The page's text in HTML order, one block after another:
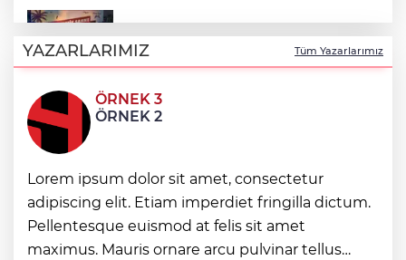
katıyor
Kırsal yollara neşter
Denizli'de 160 milyon TL’lik alt ve üstyapı
yatırımı
Şampiyonlar, İETT ile İstanbul’da
YAZARLARIMIZ Tüm Yazarlarımız
ÖRNEK 3
ÖRNEK 2
Lorem ipsum dolor sit amet, consectetur
adipiscing elit. Etiam imperdiet fringilla dictum.
Pellentesque euismod at felis sit amet
maximus. Mauris ornare arcu pulvinar tellus